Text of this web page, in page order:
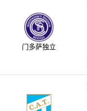
门多萨独立